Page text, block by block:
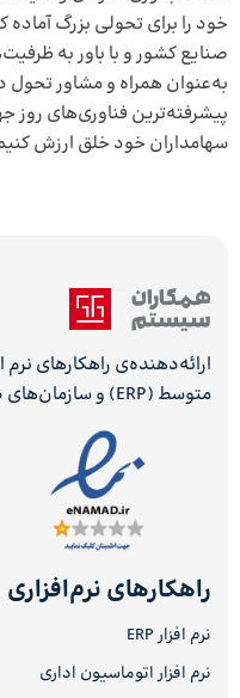
خود را برای تحولی بزرگ آماده
صنایع کشور و با باور به
به‌عنوان همراه و مشاور تحول
پیشرفته‌ترین فناوری‌های روز
سهامداران خود خلق ارزش
ارائه‌دهنده‌ی راهکارهای
متوسط (ERP) و سازمان‌های دولتی
راهکارهای نرم‌افزاری
نرم افزار ERP
نرم افزار اتوماسیون اداری